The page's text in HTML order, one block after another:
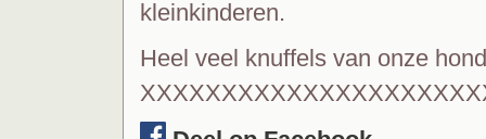
kleinkinderen.
Heel veel knuffels van onze